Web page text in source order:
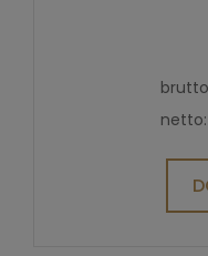
netto: